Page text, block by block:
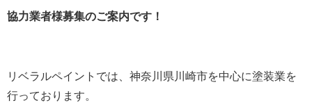
協力業者様募集のご案内です！
リベラルペイントでは、神奈川県川崎市を中心に塗装業を
行っております。